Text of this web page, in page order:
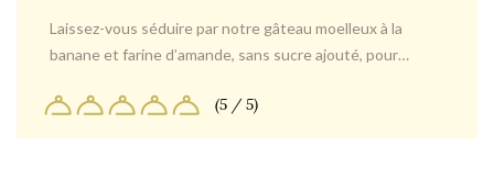
Laissez-vous séduire par notre gâteau moelleux à la
banane et farine d’amande, sans sucre ajouté, pour…
(5 / 5)